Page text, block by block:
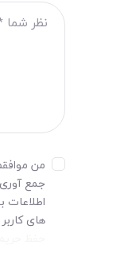
من
جمع
اطلاعات
های